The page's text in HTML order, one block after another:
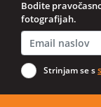
Bodite
fotografijah.
Strinjam se s